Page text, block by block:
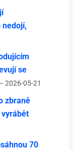
nedojí,
se
– 2026-05-21
zbraně
70